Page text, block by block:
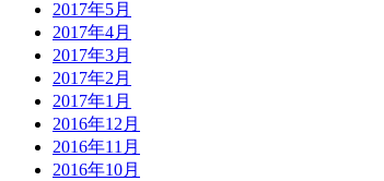
2017年5月
2017年4月
2017年3月
2017年2月
2017年1月
2016年12月
2016年11月
2016年10月